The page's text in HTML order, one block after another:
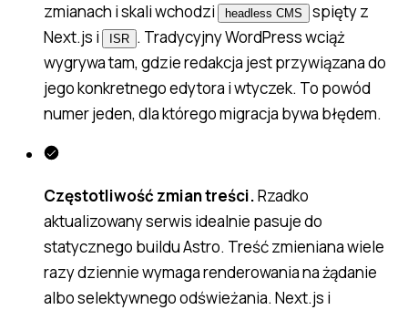
zmianach i skali wchodzi
headless CMS
spięty z
Next.js i
ISR . Tradycyjny WordPress wciąż
wygrywa tam, gdzie redakcja jest przywiązana do
jego konkretnego edytora i wtyczek. To powód
numer jeden, dla którego migracja bywa błędem.
Częstotliwość zmian treści.Rzadko
aktualizowany serwis idealnie pasuje do
statycznego buildu Astro. Treść zmieniana wiele
razy dziennie wymaga renderowania na żądanie
albo selektywnego odświeżania. Next.js i